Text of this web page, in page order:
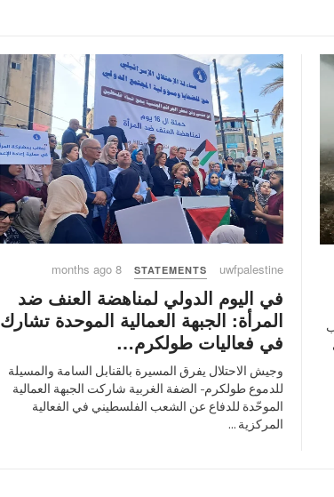
uwfpalestine
STATEMENTS
8 months ago
في اليوم الدولي لمناهضة العنف ضد
المرأة: الجبهة العمالية الموحدة تشارك
في فعاليات طولكرم…
وجيش الاحتلال يفرق المسيرة بالقنابل السامة والمسيلة
للدموع طولكرم- الضفة الغربية شاركت الجبهة العمالية
الموحّدة للدفاع عن الشعب الفلسطيني في الفعالية
المركزية ...